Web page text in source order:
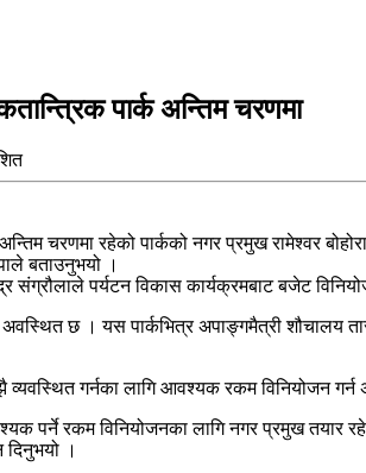
पार्क अन्तिम चरणमा
चरणमा रहेको पार्कको नगर प्रमुख रामेश्वर
बताउनुभयो ।
संग्रौलाले पर्यटन विकास कार्यक्रमबाट बजेट
अवस्थित छ । यस पार्कभित्र अपाङ्गमैत्री शौचालय
व्यवस्थित गर्नका लागि आवश्यक रकम विनियोजन
पर्ने रकम विनियोजनका लागि नगर प्रमुख तयार
दिनुभयो ।